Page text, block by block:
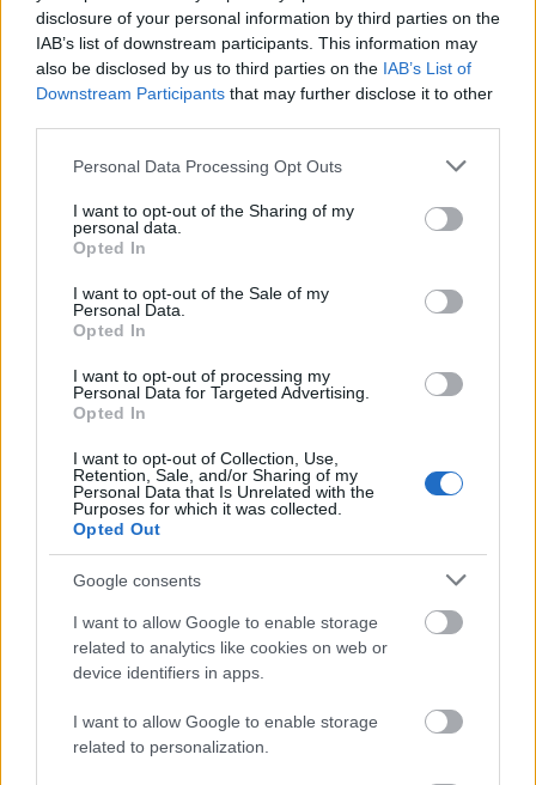
disclosure of your personal information by third parties on the
IAB’s list of downstream participants. This information may
also be disclosed by us to third parties on the IAB’s List of
Downstream Participants that may further disclose it to other
Please note that this website/app uses one or more Google
not limited to your visit or usage behaviour. You may click to
grant or deny consent to Google and its third-party tags to
use your data for below specified purposes in below Google
consent section.
Personal Data Processing Opt Outs
I want to opt-out of the Sharing of my
personal data.
Opted In
I want to opt-out of the Sale of my
Personal Data.
Opted In
I want to opt-out of processing my
Personal Data for Targeted Advertising.
Opted In
I want to opt-out of Collection, Use,
Retention, Sale, and/or Sharing of my
Personal Data that Is Unrelated with the
Purposes for which it was collected.
Opted Out
Google consents
I want to allow Google to enable storage
related to analytics like cookies on web or
device identifiers in apps.
I want to allow Google to enable storage
related to personalization.
Ciekawostki
partykuło-przysłówek— O zapisiepartykuło-przysłówka
mistrzowskim dyktandzie
Mogą Cię zainteresować również hasła
oniemieć
Aconcagua
Iwo
tabloid
emu
asekuracja